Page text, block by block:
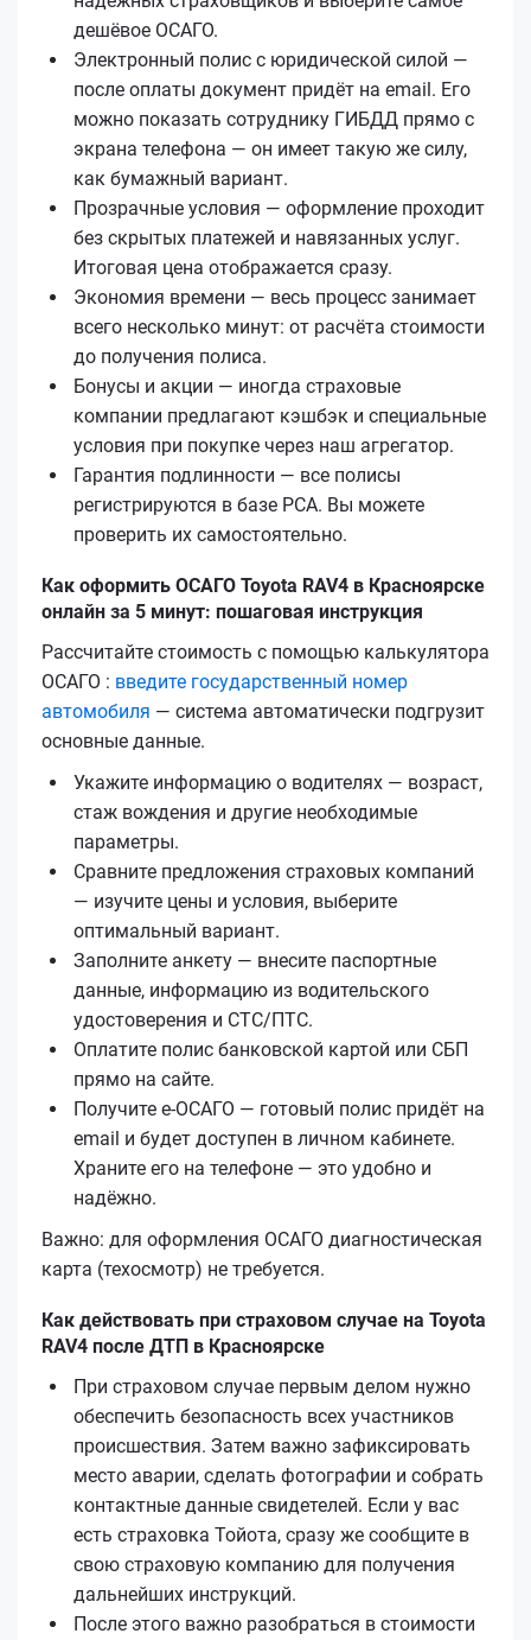
дешёвое ОСАГО.
Электронный полис с юридической силой —
после оплаты документ придёт на email. Его
можно показать сотруднику ГИБДД прямо с
экрана телефона — он имеет такую же силу,
как бумажный вариант.
Прозрачные условия — оформление проходит
без скрытых платежей и навязанных услуг.
Итоговая цена отображается сразу.
Экономия времени — весь процесс занимает
всего несколько минут: от расчёта стоимости
до получения полиса.
Бонусы и акции — иногда страховые
компании предлагают кэшбэк и специальные
условия при покупке через наш агрегатор.
Гарантия подлинности — все полисы
регистрируются в базе РСА. Вы можете
проверить их самостоятельно.
Как оформить ОСАГО Toyota RAV4 в Красноярске
онлайн за 5 минут: пошаговая инструкция
Рассчитайте стоимость с помощью калькулятора
ОСАГО : введите государственный номер
автомобиля — система автоматически подгрузит
основные данные.
Укажите информацию о водителях — возраст,
стаж вождения и другие необходимые
параметры.
Сравните предложения страховых компаний
— изучите цены и условия, выберите
оптимальный вариант.
Заполните анкету — внесите паспортные
данные, информацию из водительского
удостоверения и СТС/ПТС.
Оплатите полис банковской картой или СБП
прямо на сайте.
Получите е‑ОСАГО — готовый полис придёт на
email и будет доступен в личном кабинете.
Храните его на телефоне — это удобно и
надёжно.
Важно: для оформления ОСАГО диагностическая
карта (техосмотр) не требуется.
Как действовать при страховом случае на Toyota
RAV4 после ДТП в Красноярске
При страховом случае первым делом нужно
обеспечить безопасность всех участников
происшествия. Затем важно зафиксировать
место аварии, сделать фотографии и собрать
контактные данные свидетелей. Если у вас
есть страховка Тойота, сразу же сообщите в
свою страховую компанию для получения
дальнейших инструкций.
После этого важно разобраться в стоимости